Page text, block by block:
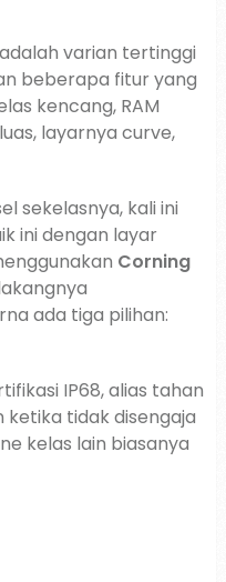
adalah varian tertinggi
beberapa fitur yang
kencang, RAM
layarnya curve,
sekelasnya, kali ini
ini dengan layar
Corning
ada tiga pilihan:
IP68, alias tahan
ketika tidak disengaja
kelas lain biasanya